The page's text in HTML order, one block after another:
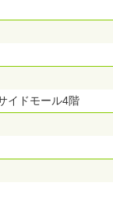
イドモール4階